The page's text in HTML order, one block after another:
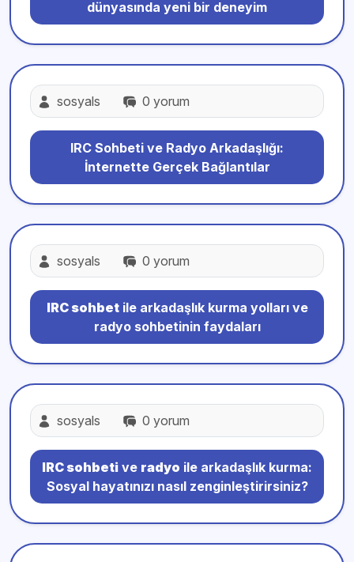
dünyasında yeni bir deneyim
sosyals 0 yorum
IRC Sohbeti ve Radyo Arkadaşlığı:
İnternette Gerçek Bağlantılar
sosyals 0 yorum
IRC sohbetile arkadaşlık kurma yolları ve
radyo sohbetinin faydaları
sosyals 0 yorum
IRC sohbeti ve radyo ile arkadaşlık kurma:
Sosyal hayatınızı nasıl zenginleştirirsiniz?